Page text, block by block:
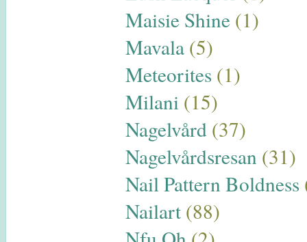
Maisie Shine (1)
Mavala (5)
Meteorites (1)
Milani (15)
Nagelvård (37)
Nagelvårdsresan (31)
Nail Pattern Boldness
Nailart (88)